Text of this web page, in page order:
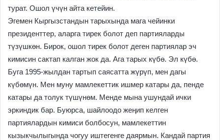
турат. Ошол үчүн айта кетейин.
Эгемен Кыргызстандын тарыхында мага чейинки
президенттер, аларга тирек болот деп партияларды
түзүшкөн. Бирок, ошол тирек болот деген партиялар эч
кимисин сактап калган жок да. Ага тарых күбө. Эл күбө.
Буга 1995-жылдан тартып саясатта жүрүп, мен дагы
күбөмүн. Мен муну мамлекеттик ишмер катары да, пенде
катары да толук түшүнөм. Менде мына ушундай ички
эркиндик бар. Буюрса, шайлоодо жеңип келген
партиялардын кимиси болбосун, мамлекеттин
кызыкчылыгында чогуу иштегенге даярмын. Кандай партия